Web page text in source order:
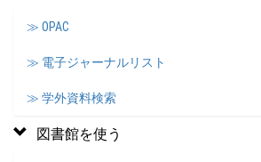
≫ OPAC
≫ 電子ジャーナルリスト
≫ 学外資料検索
図書館を使う